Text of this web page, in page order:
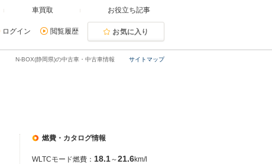
車買取 お役立ち記事
ログイン 閲覧履歴 お気に入り
サイトマップ
N-BOX(静岡県)の中古車・中古車情報
燃費・カタログ情報
WLTCモード燃費： 18.1～21.6km/l